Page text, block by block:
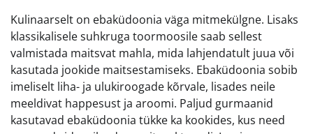
Kulinaarselt on ebaküdoonia väga mitmekülgne. Lisaks
klassikalisele suhkruga toormoosile saab sellest
valmistada maitsvat mahla, mida lahjendatult juua või
kasutada jookide maitsestamiseks. Ebaküdoonia sobib
imeliselt liha- ja ulukiroogade kõrvale, lisades neile
meeldivat happesust ja aroomi. Paljud gurmaanid
kasutavad ebaküdoonia tükke ka kookides, kus need